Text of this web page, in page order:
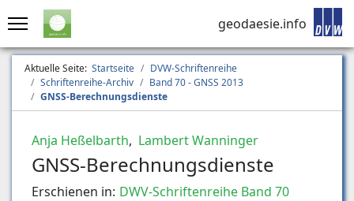
geodaesie.info
Aktuelle Seite: Startseite
DVW-Schriftenreihe
Schriftenreihe-Archiv
Band 70 - GNSS 2013
GNSS-Berechnungsdienste
Anja Heßelbarth, Lambert Wanninger
GNSS-Berechnungsdienste
Erschienen in: DWV-Schriftenreihe Band 70